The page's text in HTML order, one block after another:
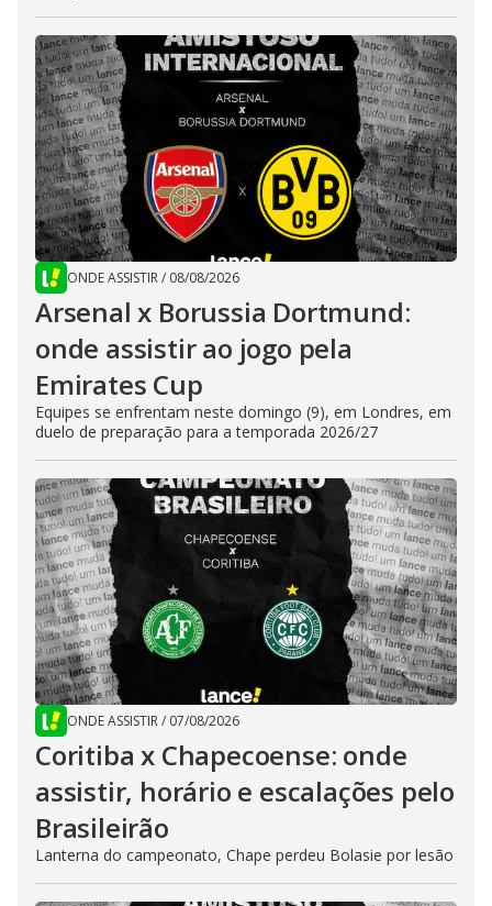
ONDE ASSISTIR/ 08/08/2026
Arsenal x Borussia Dortmund:
onde assistir ao jogo pela
Emirates Cup
Equipes se enfrentam neste domingo (9), em Londres, em
duelo de preparação para a temporada 2026/27
ONDE ASSISTIR/ 07/08/2026
Coritiba x Chapecoense: onde
assistir, horário e escalações pelo
Brasileirão
Lanterna do campeonato, Chape perdeu Bolasie por lesão